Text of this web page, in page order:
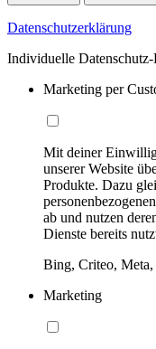
Datenschutzerklärung
Individuelle
Marketing per
Mit deiner
unserer Website
Produkte. Dazu
ab und nutzen
Dienste bereits
Bing, Criteo,
Marketing